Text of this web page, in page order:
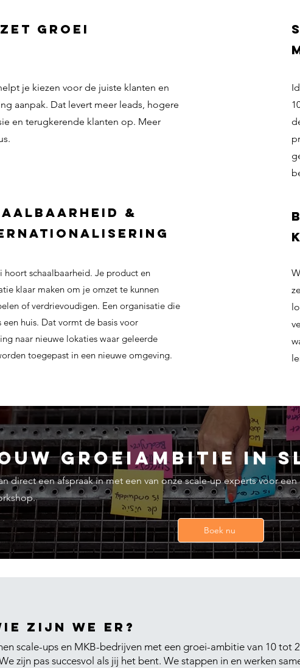
groei
je kiezen voor de juiste klanten en
aanpak. Dat levert meer leads, hogere
en terugkerende klanten op. Meer
&
hoort schaalbaarheid. Je product en
klaar maken om je omzet te kunnen
of verdrievoudigen. Een organisatie die
een huis. Dat vormt de basis voor
naar nieuwe lokaties waar geleerde
toegepast in een nieuwe omgeving.
groeiambitie in
direct een afspraak in met een van onze scale-up experts voor
Boek nu
zijn we er?
scale-ups en MKB-bedrijven met een groei-ambitie van 10 tot
zijn pas succesvol als jij het bent. We stappen in en werken